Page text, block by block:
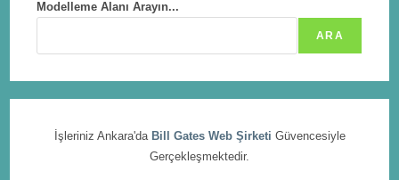
Modelleme Alanı Arayın...
ARA
İşleriniz Ankara'da Bill Gates Web Şirketi Güvencesiyle
Gerçekleşmektedir.